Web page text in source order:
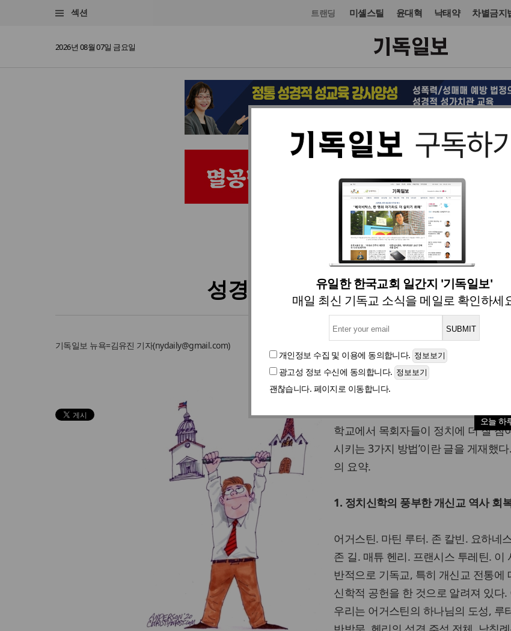
섹션 트랜딩 미셸스틸 윤대혁 낙태약 차별금지
2026년 08월 07일 금요일
유일한 한국교회 일간지 '기독일보'
매일 최신 기독교 소식을 메일로 확인하세
개인정보 수집 및 이용에 동의합니다.
광고성 정보 수신에 동의합니다.
괜찮습니다. 페이지로 이동합니다.
오늘 하
국제 입력 2023. 07. 20 10:20
성경적 정치 참여를 위한 신학생
기독일보 뉴욕=김유진 기자(nydaily@gmail.com)
미국 크리스천포스트(CP)가 트럼프 행
위 관리를 지낸 윌리엄 울프(William
학교에서 목회자들이 정치에 더 잘 참
시키는 3가지 방법’이란 글을 게재했
의 요약.
1. 정치신학의 풍부한 개신교 역사 회
어거스틴. 마틴 루터. 존 칼빈. 요하네
존 길. 매튜 헨리. 프랜시스 투레틴. 이
반적으로 기독교, 특히 개신교 전통에
신학적 공헌을 한 것으로 알려져 있다.
우리는 어거스틴의 하나님의 도성, 루